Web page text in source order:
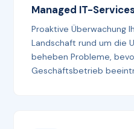
Managed IT-
Proaktive Überwachung
Landschaft rund um die
beheben Probleme,
Geschäftsbetrieb